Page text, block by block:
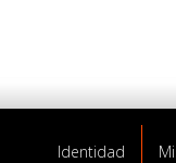
Identidad